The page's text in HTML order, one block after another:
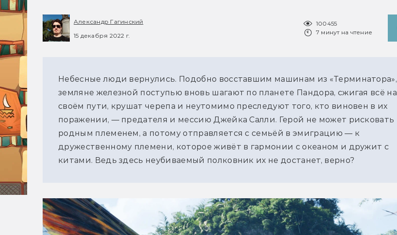
Александр Гагинский
15 декабря 2022 г.
100455
7 минут на чтение
Небесные люди вернулись. Подобно восставшим машинам из «Терминатора»,
земляне железной поступью вновь шагают по планете Пандора, сжигая всё на
своём пути, крушат черепа и неутомимо преследуют того, кто виновен в их
поражении, — предателя и мессию Джейка Салли. Герой не может рисковать
родным племенем, а потому отправляется с семьёй в эмиграцию — к
дружественному племени, которое живёт в гармонии с океаном и дружит с
китами. Ведь здесь неубиваемый полковник их не достанет, верно?